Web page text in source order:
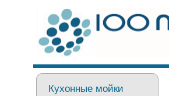
Кухонные мойки